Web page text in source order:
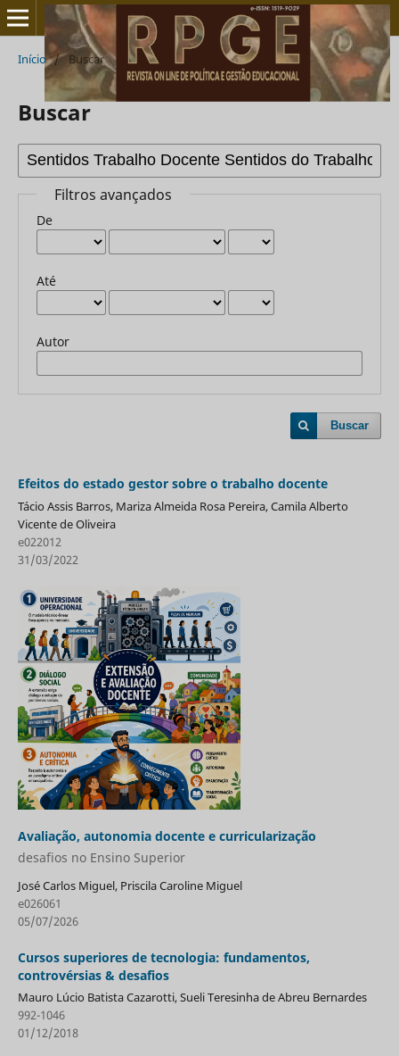
Início / Buscar
Buscar
Filtros avançados
De
Até
Autor
Buscar
Efeitos do estado gestor sobre o trabalho docente
Tácio Assis Barros, Mariza Almeida Rosa Pereira, Camila Alberto
Vicente de Oliveira
e022012
31/03/2022
Avaliação, autonomia docente e curricularização
desafios no Ensino Superior
José Carlos Miguel, Priscila Caroline Miguel
e026061
05/07/2026
Cursos superiores de tecnologia: fundamentos,
controvérsias & desafios
Mauro Lúcio Batista Cazarotti, Sueli Teresinha de Abreu Bernardes
992-1046
01/12/2018